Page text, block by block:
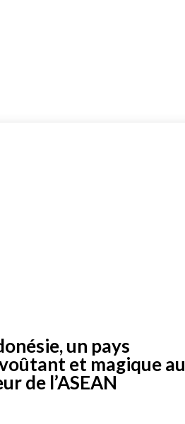
un pays
et magique au
de l’ASEAN